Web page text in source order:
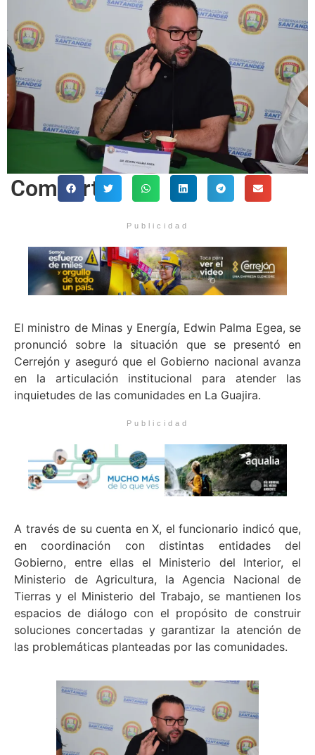
Comparte
Publicidad
El ministro de Minas y Energía, Edwin Palma Egea, se
pronunció sobre la situación que se presentó en
Cerrejón y aseguró que el Gobierno nacional avanza
en la articulación institucional para atender las
inquietudes de las comunidades en La Guajira.
Publicidad
A través de su cuenta en X, el funcionario indicó que,
en coordinación con distintas entidades del
Gobierno, entre ellas el Ministerio del Interior, el
Ministerio de Agricultura, la Agencia Nacional de
Tierras y el Ministerio del Trabajo, se mantienen los
espacios de diálogo con el propósito de construir
soluciones concertadas y garantizar la atención de
las problemáticas planteadas por las comunidades.